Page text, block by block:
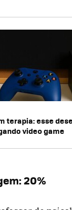
terapia: esse
video game
20%